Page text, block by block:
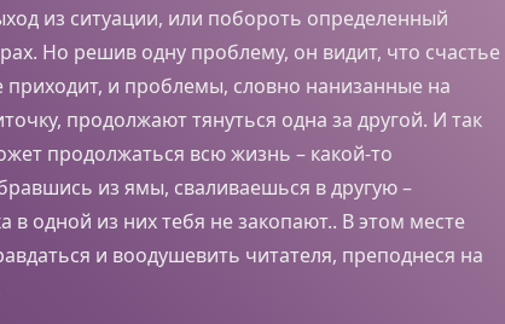
из ситуации, или побороть определенный
Но решив одну проблему, он видит, что счастье
приходит, и проблемы, словно нанизанные на
продолжают тянуться одна за другой. И так
продолжаться всю жизнь – какой-то
из ямы, сваливаешься в другую –
в одной из них тебя не закопают.. В этом месте
и воодушевить читателя, преподнеся на